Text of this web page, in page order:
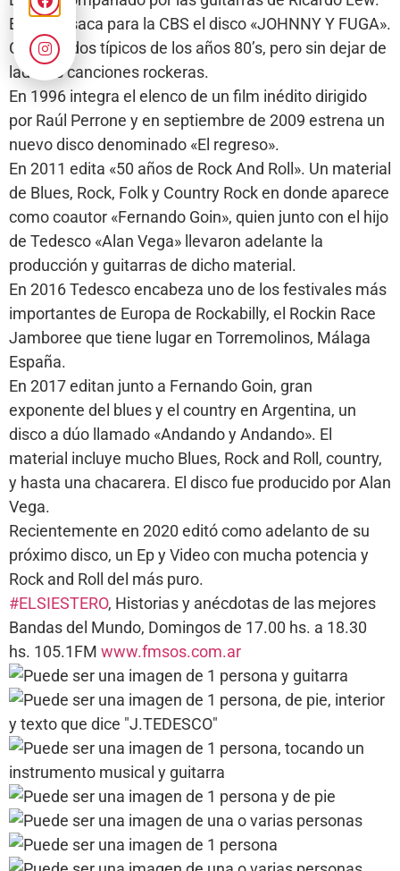
En 1986 saca para la CBS el disco «JOHNNY Y FUGA».
Con sonidos típicos de los años 80’s, pero sin dejar de
lado las canciones rockeras.
En 1996 integra el elenco de un film inédito dirigido
por Raúl Perrone y en septiembre de 2009 estrena un
nuevo disco denominado «El regreso».
En 2011 edita «50 años de Rock And Roll». Un material
de Blues, Rock, Folk y Country Rock en donde aparece
como coautor «Fernando Goin», quien junto con el hijo
de Tedesco «Alan Vega» llevaron adelante la
producción y guitarras de dicho material.
En 2016 Tedesco encabeza uno de los festivales más
importantes de Europa de Rockabilly, el Rockin Race
Jamboree que tiene lugar en Torremolinos, Málaga
España.
En 2017 editan junto a Fernando Goin, gran
exponente del blues y el country en Argentina, un
disco a dúo llamado «Andando y Andando». El
material incluye mucho Blues, Rock and Roll, country,
y hasta una chacarera. El disco fue producido por Alan
Vega.
Recientemente en 2020 editó como adelanto de su
próximo disco, un Ep y Video con mucha potencia y
Rock and Roll del más puro.
#ELSIESTERO, Historias y anécdotas de las mejores
Bandas del Mundo, Domingos de 17.00 hs. a 18.30
hs. 105.1FM www.fmsos.com.ar